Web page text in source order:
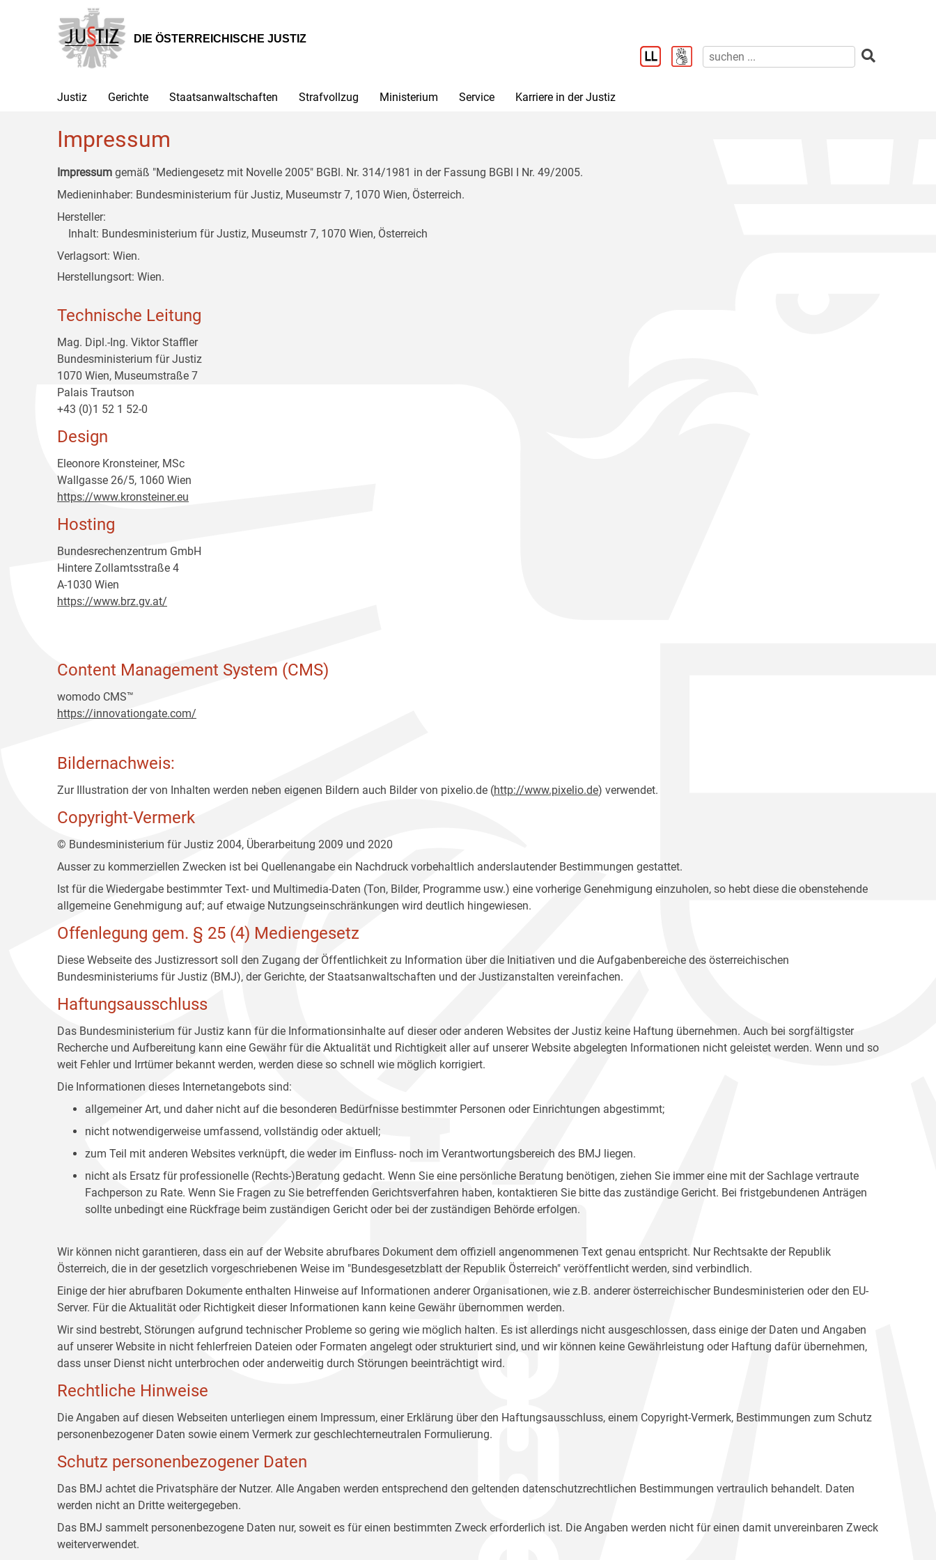
Hauptnavigation
[1]
Inhalt
[2]
Untermenü
[3]
DIE ÖSTERREICHISCHE JUSTIZ
Justiz Gerichte Staatsanwaltschaften Strafvollzug Ministerium Service Karriere in der Justiz
Impressum
Impressum gemäß "Mediengesetz mit Novelle 2005" BGBl. Nr. 314/1981 in der Fassung BGBl I Nr. 49/2005.
Medieninhaber: Bundesministerium für Justiz, Museumstr 7, 1070 Wien, Österreich.
Hersteller:
Inhalt: Bundesministerium für Justiz, Museumstr 7, 1070 Wien, Österreich
Verlagsort: Wien.
Herstellungsort: Wien.
Technische Leitung
Mag. Dipl.-Ing. Viktor Staffler
Bundesministerium für Justiz
1070 Wien, Museumstraße 7
Palais Trautson
+43 (0)1 52 1 52-0
Design
Eleonore Kronsteiner, MSc
Wallgasse 26/5, 1060 Wien
https://www.kronsteiner.eu
Hosting
Bundesrechenzentrum GmbH
Hintere Zollamtsstraße 4
A-1030 Wien
https://www.brz.gv.at/
Content Management System (CMS)
womodo CMS™
https://innovationgate.com/
Bildernachweis:
Zur Illustration der von Inhalten werden neben eigenen Bildern auch Bilder von pixelio.de (http://www.pixelio.de) verwendet.
Copyright-Vermerk
© Bundesministerium für Justiz 2004, Überarbeitung 2009 und 2020
Ausser zu kommerziellen Zwecken ist bei Quellenangabe ein Nachdruck vorbehaltlich anderslautender Bestimmungen gestattet.
Ist für die Wiedergabe bestimmter Text- und Multimedia-Daten (Ton, Bilder, Programme usw.) eine vorherige Genehmigung einzuholen, so hebt diese die obenstehende
allgemeine Genehmigung auf; auf etwaige Nutzungseinschränkungen wird deutlich hingewiesen.
Offenlegung gem. § 25 (4) Mediengesetz
Diese Webseite des Justizressort soll den Zugang der Öffentlichkeit zu Information über die Initiativen und die Aufgabenbereiche des österreichischen
Bundesministeriums für Justiz (BMJ), der Gerichte, der Staatsanwaltschaften und der Justizanstalten vereinfachen.
Haftungsausschluss
Das Bundesministerium für Justiz kann für die Informationsinhalte auf dieser oder anderen Websites der Justiz keine Haftung übernehmen. Auch bei sorgfältigster
Recherche und Aufbereitung kann eine Gewähr für die Aktualität und Richtigkeit aller auf unserer Website abgelegten Informationen nicht geleistet werden. Wenn und so
weit Fehler und Irrtümer bekannt werden, werden diese so schnell wie möglich korrigiert.
Die Informationen dieses Internetangebots sind:
allgemeiner Art, und daher nicht auf die besonderen Bedürfnisse bestimmter Personen oder Einrichtungen abgestimmt;
nicht notwendigerweise umfassend, vollständig oder aktuell;
zum Teil mit anderen Websites verknüpft, die weder im Einfluss- noch im Verantwortungsbereich des BMJ liegen.
nicht als Ersatz für professionelle (Rechts-)Beratung gedacht. Wenn Sie eine persönliche Beratung benötigen, ziehen Sie immer eine mit der Sachlage vertraute
Fachperson zu Rate. Wenn Sie Fragen zu Sie betreffenden Gerichtsverfahren haben, kontaktieren Sie bitte das zuständige Gericht. Bei fristgebundenen Anträgen
sollte unbedingt eine Rückfrage beim zuständigen Gericht oder bei der zuständigen Behörde erfolgen.
Wir können nicht garantieren, dass ein auf der Website abrufbares Dokument dem offiziell angenommenen Text genau entspricht. Nur Rechtsakte der Republik
Österreich, die in der gesetzlich vorgeschriebenen Weise im "Bundesgesetzblatt der Republik Österreich" veröffentlicht werden, sind verbindlich.
Einige der hier abrufbaren Dokumente enthalten Hinweise auf Informationen anderer Organisationen, wie z.B. anderer österreichischer Bundesministerien oder den EU-
Server. Für die Aktualität oder Richtigkeit dieser Informationen kann keine Gewähr übernommen werden.
Wir sind bestrebt, Störungen aufgrund technischer Probleme so gering wie möglich halten. Es ist allerdings nicht ausgeschlossen, dass einige der Daten und Angaben
auf unserer Website in nicht fehlerfreien Dateien oder Formaten angelegt oder strukturiert sind, und wir können keine Gewährleistung oder Haftung dafür übernehmen,
dass unser Dienst nicht unterbrochen oder anderweitig durch Störungen beeinträchtigt wird.
Rechtliche Hinweise
Die Angaben auf diesen Webseiten unterliegen einem Impressum, einer Erklärung über den Haftungsausschluss, einem Copyright-Vermerk, Bestimmungen zum Schutz
personenbezogener Daten sowie einem Vermerk zur geschlechterneutralen Formulierung.
Schutz personenbezogener Daten
Das BMJ achtet die Privatsphäre der Nutzer. Alle Angaben werden entsprechend den geltenden datenschutzrechtlichen Bestimmungen vertraulich behandelt. Daten
werden nicht an Dritte weitergegeben.
Das BMJ sammelt personenbezogene Daten nur, soweit es für einen bestimmten Zweck erforderlich ist. Die Angaben werden nicht für einen damit unvereinbaren Zweck
weiterverwendet.